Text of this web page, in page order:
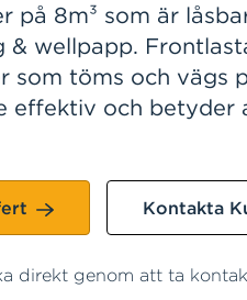
på 8m³ som är
& wellpapp.
som töms och vägs
effektiv och betyder
Kontakta
direkt genom att ta